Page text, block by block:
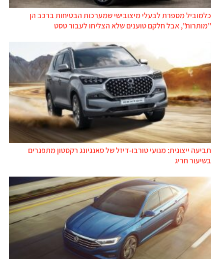
כלמוביל מספרת לבעלי מיצובישי שמערכות הבטיחות ברכב הן
"מותרות", אבל חלקם טוענים שלא הצליחו לעבור טסט
תביעה ייצוגית: מנועי טורבו-דיזל של סאנגיונג רקסטון מתפגרים
בשיעור חריג